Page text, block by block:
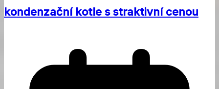
kondenzační kotle s straktivní cenou